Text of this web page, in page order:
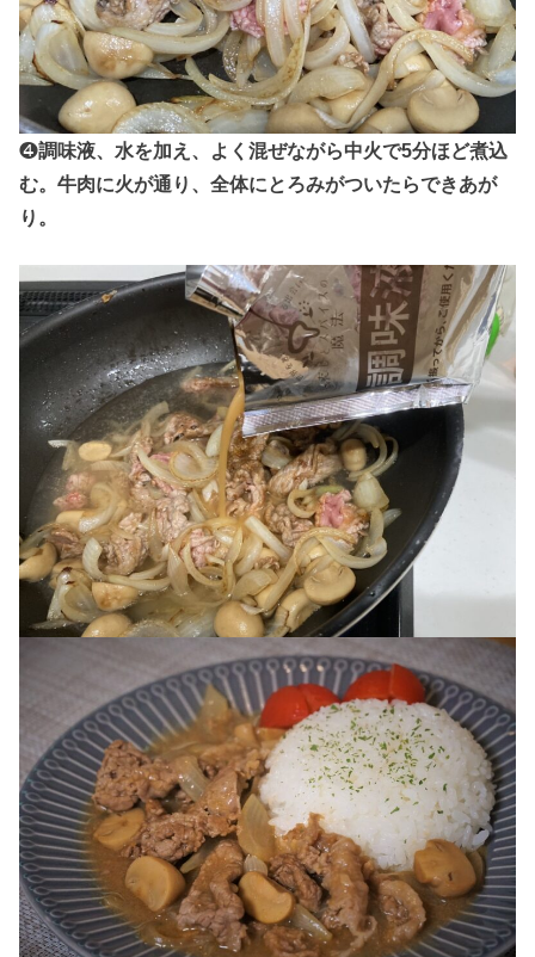
❹調味液、水を加え、よく混ぜながら中火で5分ほど煮込
む。牛肉に火が通り、全体にとろみがついたらできあが
り。